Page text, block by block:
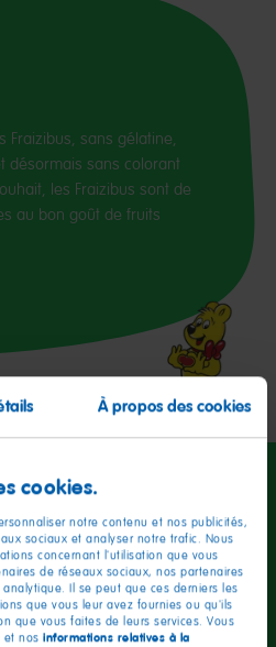
À propos des cookies
cookies.
notre contenu et nos publicités,
sociaux et analyser notre trafic. Nous
concernant l'utilisation que vous
de réseaux sociaux, nos partenaires
Il se peut que ces derniers les
que vous leur avez fournies ou qu'ils
que vous faites de leurs services. Vous
et nos informations relatives à la
Fraizibus, sans gélatine,
désormais sans colorant
les Fraizibus sont de
au bon goût de fruits
pour 100g